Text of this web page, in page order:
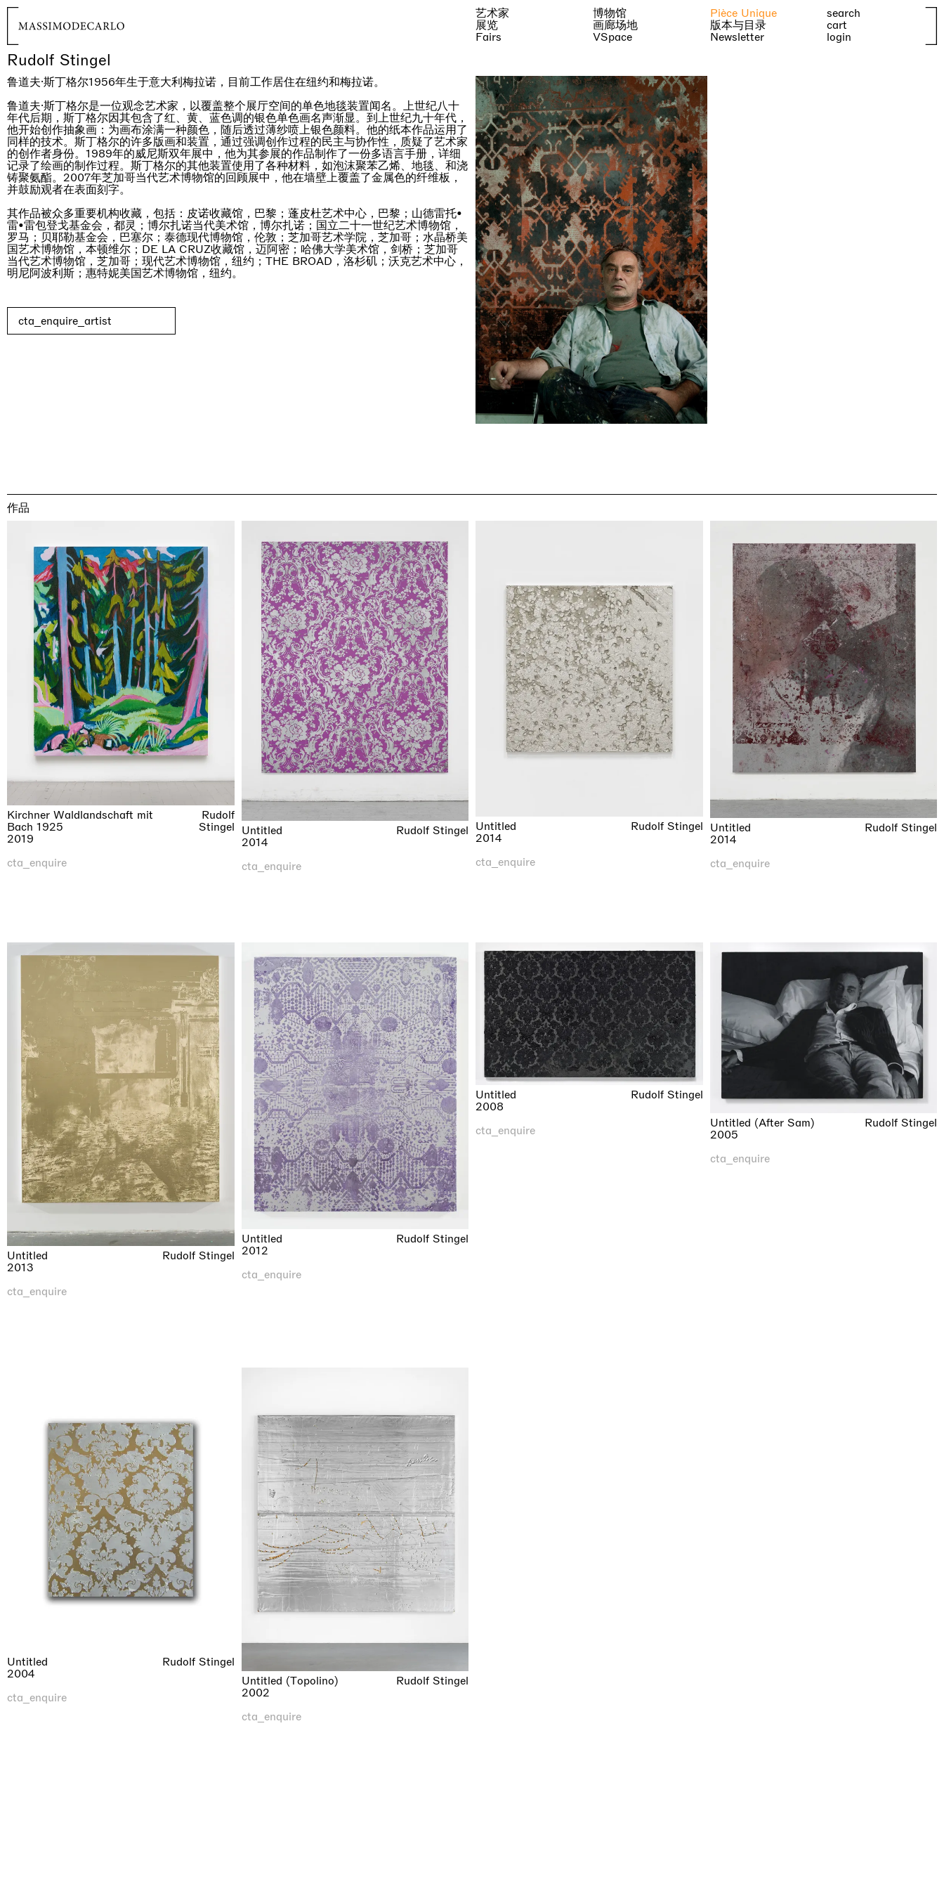
艺术家
展览
Fairs
博物馆
画廊场地
VSpace
Pièce Unique
版本与目录
Newsletter
search
cart
login
Rudolf Stingel
鲁道夫·斯丁格尔1956年生于意大利梅拉诺，目前工作居住在纽约和梅拉诺。
鲁道夫·斯丁格尔是一位观念艺术家，以覆盖整个展厅空间的单色地毯装置闻名。上世纪八十
年代后期，斯丁格尔因其包含了红、黄、蓝色调的银色单色画名声渐显。到上世纪九十年代，
他开始创作抽象画：为画布涂满一种颜色，随后透过薄纱喷上银色颜料。他的纸本作品运用了
同样的技术。斯丁格尔的许多版画和装置，通过强调创作过程的民主与协作性，质疑了艺术家
的创作者身份。1989年的威尼斯双年展中，他为其参展的作品制作了一份多语言手册，详细
记录了绘画的制作过程。斯丁格尔的其他装置使用了各种材料，如泡沫聚苯乙烯、地毯、和浇
铸聚氨酯。2007年芝加哥当代艺术博物馆的回顾展中，他在墙壁上覆盖了金属色的纤维板，
并鼓励观者在表面刻字。
其作品被众多重要机构收藏，包括：皮诺收藏馆，巴黎；蓬皮杜艺术中心，巴黎；山德雷托•
雷•雷包登戈基金会，都灵；博尔扎诺当代美术馆，博尔扎诺；国立二十一世纪艺术博物馆，
罗马；贝耶勒基金会，巴塞尔；泰德现代博物馆，伦敦；芝加哥艺术学院，芝加哥；水晶桥美
国艺术博物馆，本顿维尔；DE LA CRUZ收藏馆，迈阿密；哈佛大学美术馆，剑桥；芝加哥
当代艺术博物馆，芝加哥；现代艺术博物馆，纽约；THE BROAD，洛杉矶；沃克艺术中心，
明尼阿波利斯；惠特妮美国艺术博物馆，纽约。
cta_enquire_artist
作品
Kirchner Waldlandschaft mit
Bach 1925
2019
Rudolf
Stingel
cta_enquire
Untitled
2014
Rudolf Stingel
cta_enquire
Untitled
2014
Rudolf Stingel
cta_enquire
Untitled
2014
Rudolf Stingel
cta_enquire
Untitled
2013
Rudolf Stingel
cta_enquire
Untitled
2012
Rudolf Stingel
cta_enquire
Untitled
2008
Rudolf Stingel
cta_enquire
Untitled (After Sam)
2005
Rudolf Stingel
cta_enquire
Untitled
2004
Rudolf Stingel
cta_enquire
Untitled (Topolino)
2002
Rudolf Stingel
cta_enquire